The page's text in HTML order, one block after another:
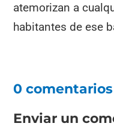
atemorizan a
habitantes de ese
0 comentarios
Enviar un